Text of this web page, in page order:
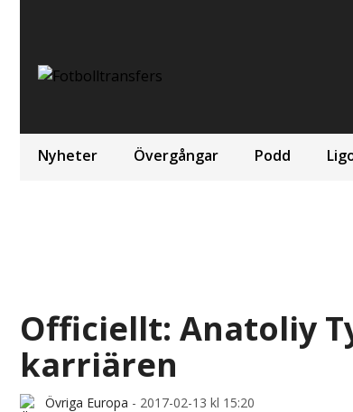
Nyheter Övergångar Podd
Officiellt: Anatoliy
karriären
Övriga Europa - 2017-02-13 kl 15:20